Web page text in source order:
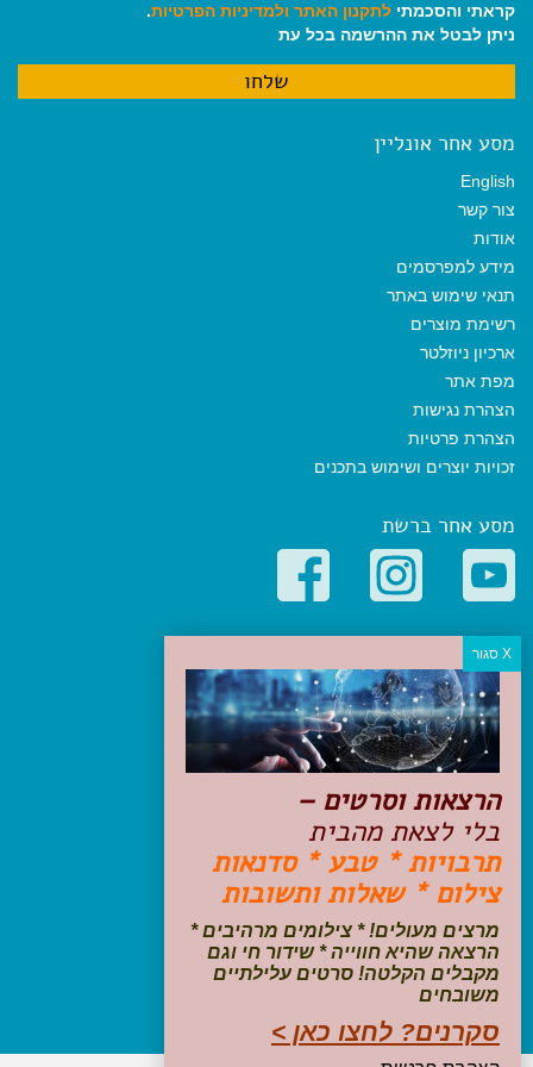
קראתי והסכמתי לתקנון האתר ולמדיניות הפרטיות.
ניתן לבטל את ההרשמה בכל עת
מסע אחר אונליין
English
צור קשר
אודות
מידע למפרסמים
תנאי שימוש באתר
רשימת מוצרים
ארכיון ניוזלטר
מפת אתר
הצהרת נגישות
הצהרת פרטיות
זכויות יוצרים ושימוש בתכנים
מסע אחר ברשת
קטגוריות פופולריות
יעדים
טיולים בישראל
מלונות בוטיק בישראל
טיפים והמלצות
הכנות לנסיעה
טיולי ג'יפים
טיולים עם ילדים
שייט, הפלגות, קרוזים
עקבו אחרינו בפייסבוק
הרצאות וסרטים –
בלי לצאת מהבית
תרבויות * טבע * סדנאות
צילום * שאלות ותשובות
מרצים מעולים! * צילומים מרהיבים *
הרצאה שהיא חווייה * שידור חי וגם
מקבלים הקלטה! סרטים עלילתיים
משובחים
סקרנים? לחצו כאן >